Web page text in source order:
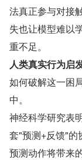
法真正参与对接
失也让模型难以
重不足。
人类真实行为启
如何破解这一困
中。
神经科学研究表
套"预测+反馈"的
预测动作将带来